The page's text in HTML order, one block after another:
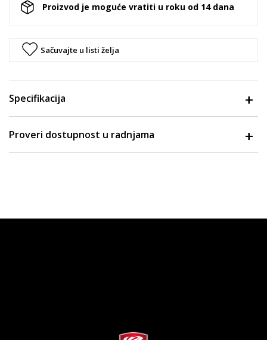
Proizvod je moguće vratiti u roku od 14 dana
Sačuvajte u listi želja
Specifikacija
Proveri dostupnost u radnjama